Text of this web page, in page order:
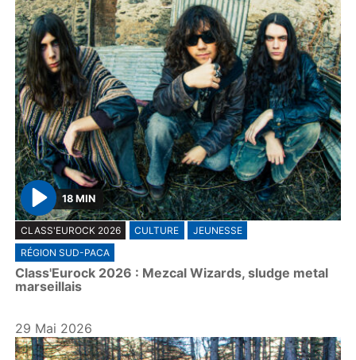
P
l
a
y
18 MIN
CLASS'EUROCK 2026 CULTURE
JEUNESSE
RÉGION SUD-PACA
Class'Eurock 2026 : Mezcal Wizards, sludge metal
marseillais
29 Mai 2026